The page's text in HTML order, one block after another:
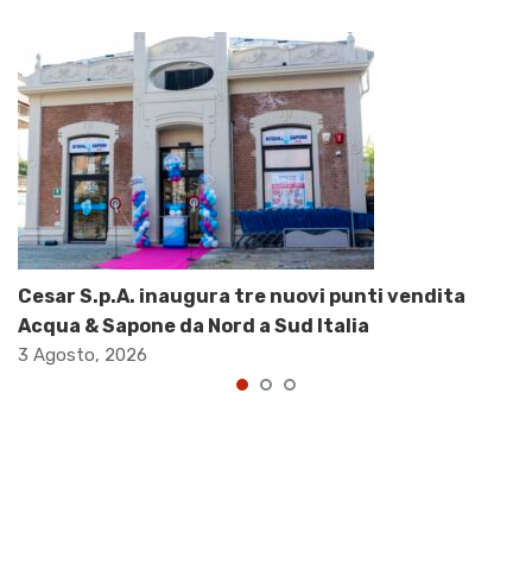
Cesar S.p.A. inaugura tre nuovi punti vendita
Acqua & Sapone da Nord a Sud Italia
3 Agosto, 2026